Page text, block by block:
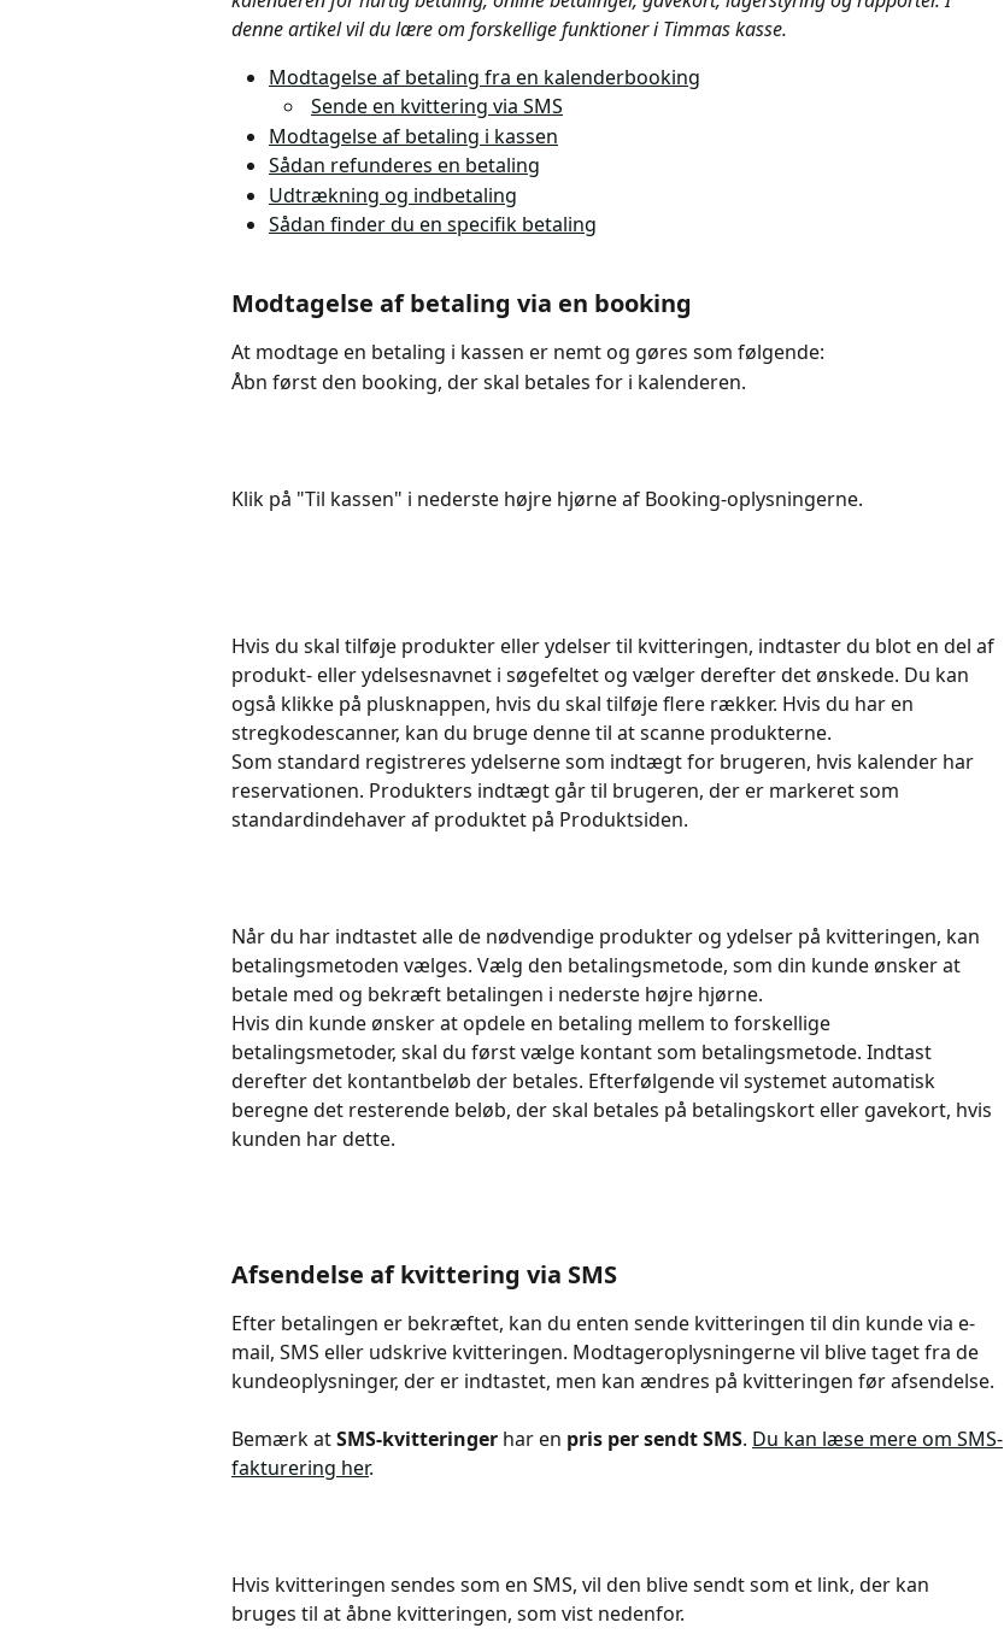
denne artikel vil du lære om forskellige funktioner i Timmas kasse.
Modtagelse af betaling fra en kalenderbooking
Sende en kvittering via SMS
Modtagelse af betaling i kassen
Sådan refunderes en betaling
Udtrækning og indbetaling
Sådan finder du en specifik betaling
Modtagelse af betaling via en booking
At modtage en betaling i kassen er nemt og gøres som følgende:
Åbn først den booking, der skal betales for i kalenderen.
Klik på "Til kassen" i nederste højre hjørne af Booking-oplysningerne.
Hvis du skal tilføje produkter eller ydelser til kvitteringen, indtaster du blot en del af
produkt- eller ydelsesnavnet i søgefeltet og vælger derefter det ønskede. Du kan
også klikke på plusknappen, hvis du skal tilføje flere rækker. Hvis du har en
stregkodescanner, kan du bruge denne til at scanne produkterne.
Som standard registreres ydelserne som indtægt for brugeren, hvis kalender har
reservationen. Produkters indtægt går til brugeren, der er markeret som
standardindehaver af produktet på Produktsiden.
Når du har indtastet alle de nødvendige produkter og ydelser på kvitteringen, kan
betalingsmetoden vælges. Vælg den betalingsmetode, som din kunde ønsker at
betale med og bekræft betalingen i nederste højre hjørne.
Hvis din kunde ønsker at opdele en betaling mellem to forskellige
betalingsmetoder, skal du først vælge kontant som betalingsmetode. Indtast
derefter det kontantbeløb der betales. Efterfølgende vil systemet automatisk
beregne det resterende beløb, der skal betales på betalingskort eller gavekort, hvis
kunden har dette.
Afsendelse af kvittering via SMS
Efter betalingen er bekræftet, kan du enten sende kvitteringen til din kunde via e-
mail, SMS eller udskrive kvitteringen. Modtageroplysningerne vil blive taget fra de
kundeoplysninger, der er indtastet, men kan ændres på kvitteringen før afsendelse.
Bemærk at SMS-kvitteringer har en pris per sendt SMS. Du kan læse mere om SMS-
fakturering her.
Hvis kvitteringen sendes som en SMS, vil den blive sendt som et link, der kan
bruges til at åbne kvitteringen, som vist nedenfor.